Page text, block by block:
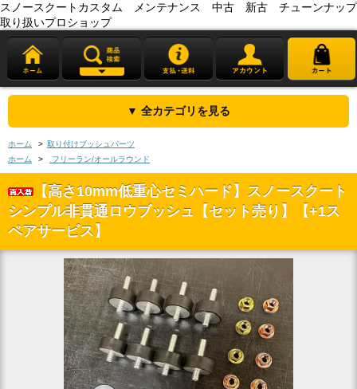
スノースクートカスタム メンテナンス 中古 新古 チューンナップ
取り扱いプロショップ
▼ 全カテゴリを見る
ホーム > 取り付けブッシュパーツ
ホーム
> フリーラン/オールラウンド
【高さ10mm低重心セミハード】スノースクート
シンプル非貫通ロウブッシュ【セット売り】【+1ス
ペアサービス】